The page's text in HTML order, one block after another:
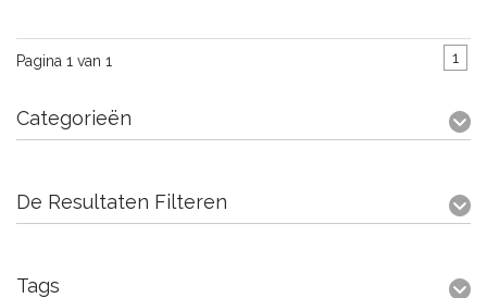
Pagina 1 van 1 1
Categorieën
De Resultaten Filteren
Tags